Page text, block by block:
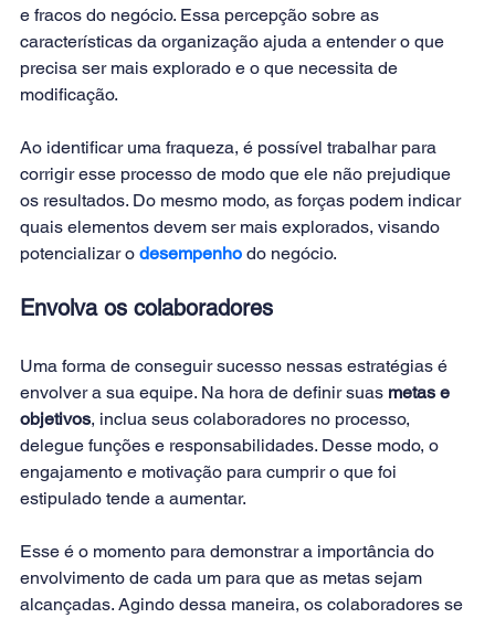
e fracos do negócio. Essa percepção sobre as
características da organização ajuda a entender o que
precisa ser mais explorado e o que necessita de
modificação.
Ao identificar uma fraqueza, é possível trabalhar para
corrigir esse processo de modo que ele não prejudique
os resultados. Do mesmo modo, as forças podem indicar
quais elementos devem ser mais explorados, visando
potencializar o desempenho do negócio.
Envolva os colaboradores
Uma forma de conseguir sucesso nessas estratégias é
envolver a sua equipe. Na hora de definir suas metas e
objetivos, inclua seus colaboradores no processo,
delegue funções e responsabilidades. Desse modo, o
engajamento e motivação para cumprir o que foi
estipulado tende a aumentar.
Esse é o momento para demonstrar a importância do
envolvimento de cada um para que as metas sejam
alcançadas. Agindo dessa maneira, os colaboradores se